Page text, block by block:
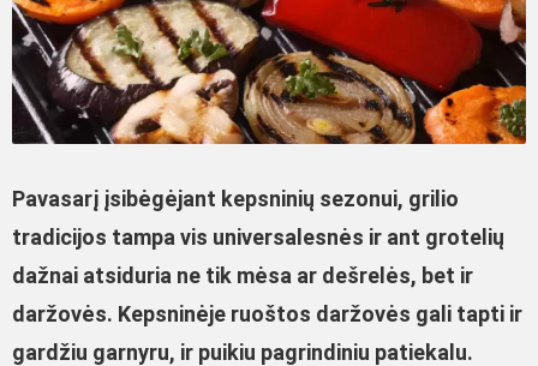
Pavasarį įsibėgėjant kepsninių sezonui, grilio
tradicijos tampa vis universalesnės ir ant grotelių
dažnai atsiduria ne tik mėsa ar dešrelės, bet ir
daržovės. Kepsninėje ruoštos daržovės gali tapti ir
gardžiu garnyru, ir puikiu pagrindiniu patiekalu.